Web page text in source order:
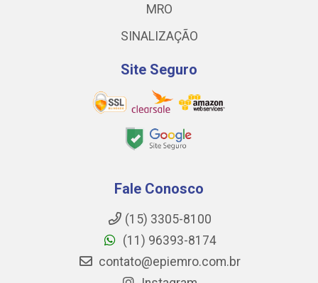
MRO
SINALIZAÇÃO
Site Seguro
Fale Conosco
(15) 3305-8100
(11) 96393-8174
contato@epiemro.com.br